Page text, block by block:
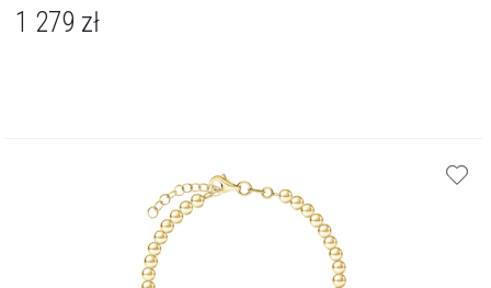
1 279 zł